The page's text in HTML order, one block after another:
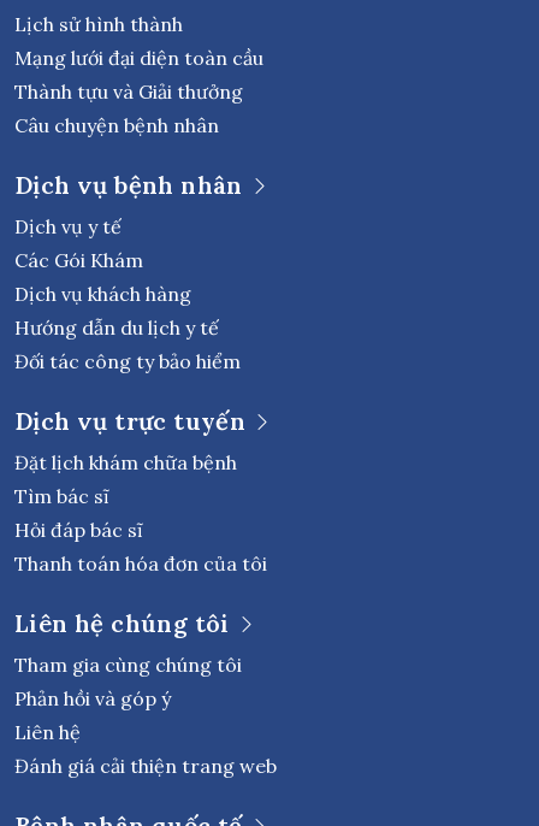
Lịch sử hình thành
Mạng lưới đại diện toàn cầu
Thành tựu và Giải thưởng
Câu chuyện bệnh nhân
Dịch vụ bệnh nhân
Dịch vụ y tế
Các Gói Khám
Dịch vụ khách hàng
Hướng dẫn du lịch y tế
Đối tác công ty bảo hiểm
Dịch vụ trực tuyến
Đặt lịch khám chữa bệnh
Tìm bác sĩ
Hỏi đáp bác sĩ
Thanh toán hóa đơn của tôi
Liên hệ chúng tôi
Tham gia cùng chúng tôi
Phản hồi và góp ý
Liên hệ
Đánh giá cải thiện trang web